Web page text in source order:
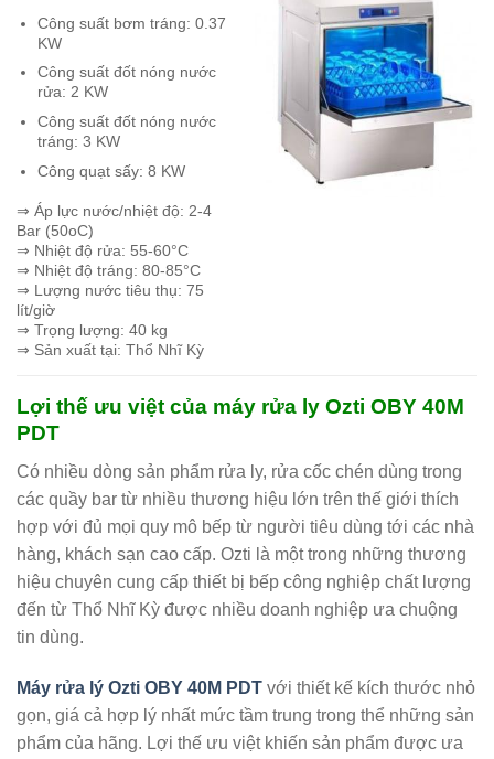
Công suất bơm tráng: 0.37
KW
Công suất đốt nóng nước
rửa: 2 KW
Công suất đốt nóng nước
tráng: 3 KW
Công quạt sấy: 8 KW
⇒ Áp lực nước/nhiệt độ: 2-4
Bar (50oC)
⇒ Nhiệt độ rửa: 55-60°C
⇒ Nhiệt độ tráng: 80-85°C
⇒ Lượng nước tiêu thụ: 75
lít/giờ
⇒ Trọng lượng: 40 kg
⇒ Sản xuất tại: Thổ Nhĩ Kỳ
Lợi thế ưu việt của máy rửa ly Ozti OBY 40M
PDT
Có nhiều dòng sản phẩm rửa ly, rửa cốc chén dùng trong
các quầy bar từ nhiều thương hiệu lớn trên thế giới thích
hợp với đủ mọi quy mô bếp từ người tiêu dùng tới các nhà
hàng, khách sạn cao cấp. Ozti là một trong những thương
hiệu chuyên cung cấp thiết bị bếp công nghiệp chất lượng
đến từ Thổ Nhĩ Kỳ được nhiều doanh nghiệp ưa chuộng
tin dùng.
Máy rửa lý Ozti OBY 40M PDT với thiết kế kích thước nhỏ
gọn, giá cả hợp lý nhất mức tầm trung trong thể những sản
phẩm của hãng. Lợi thế ưu việt khiến sản phẩm được ưa